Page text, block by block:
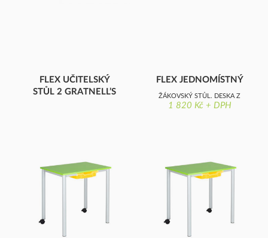
FLEX UČITELSKÝ
STŮL 2 GRATNELL’S
FLEX JEDNOMÍSTNÝ
ŽÁKOVSKÝ STŮL, DESKA Z
LAMINOVANÉ DŘEVOTŘÍSKY
1 820 Kč + DPH